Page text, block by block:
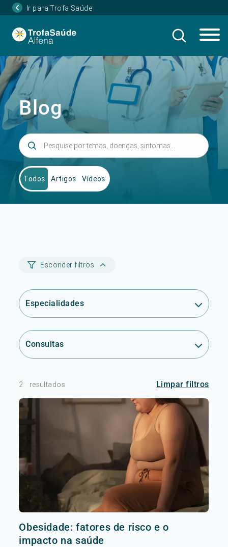
Ir para Trofa Saúde
Blog
Todos Artigos Vídeos
Esconder filtros
Especialidades
Consultas
2 resultados Limpar filtros
Obesidade: fatores de risco e o
impacto na saúde